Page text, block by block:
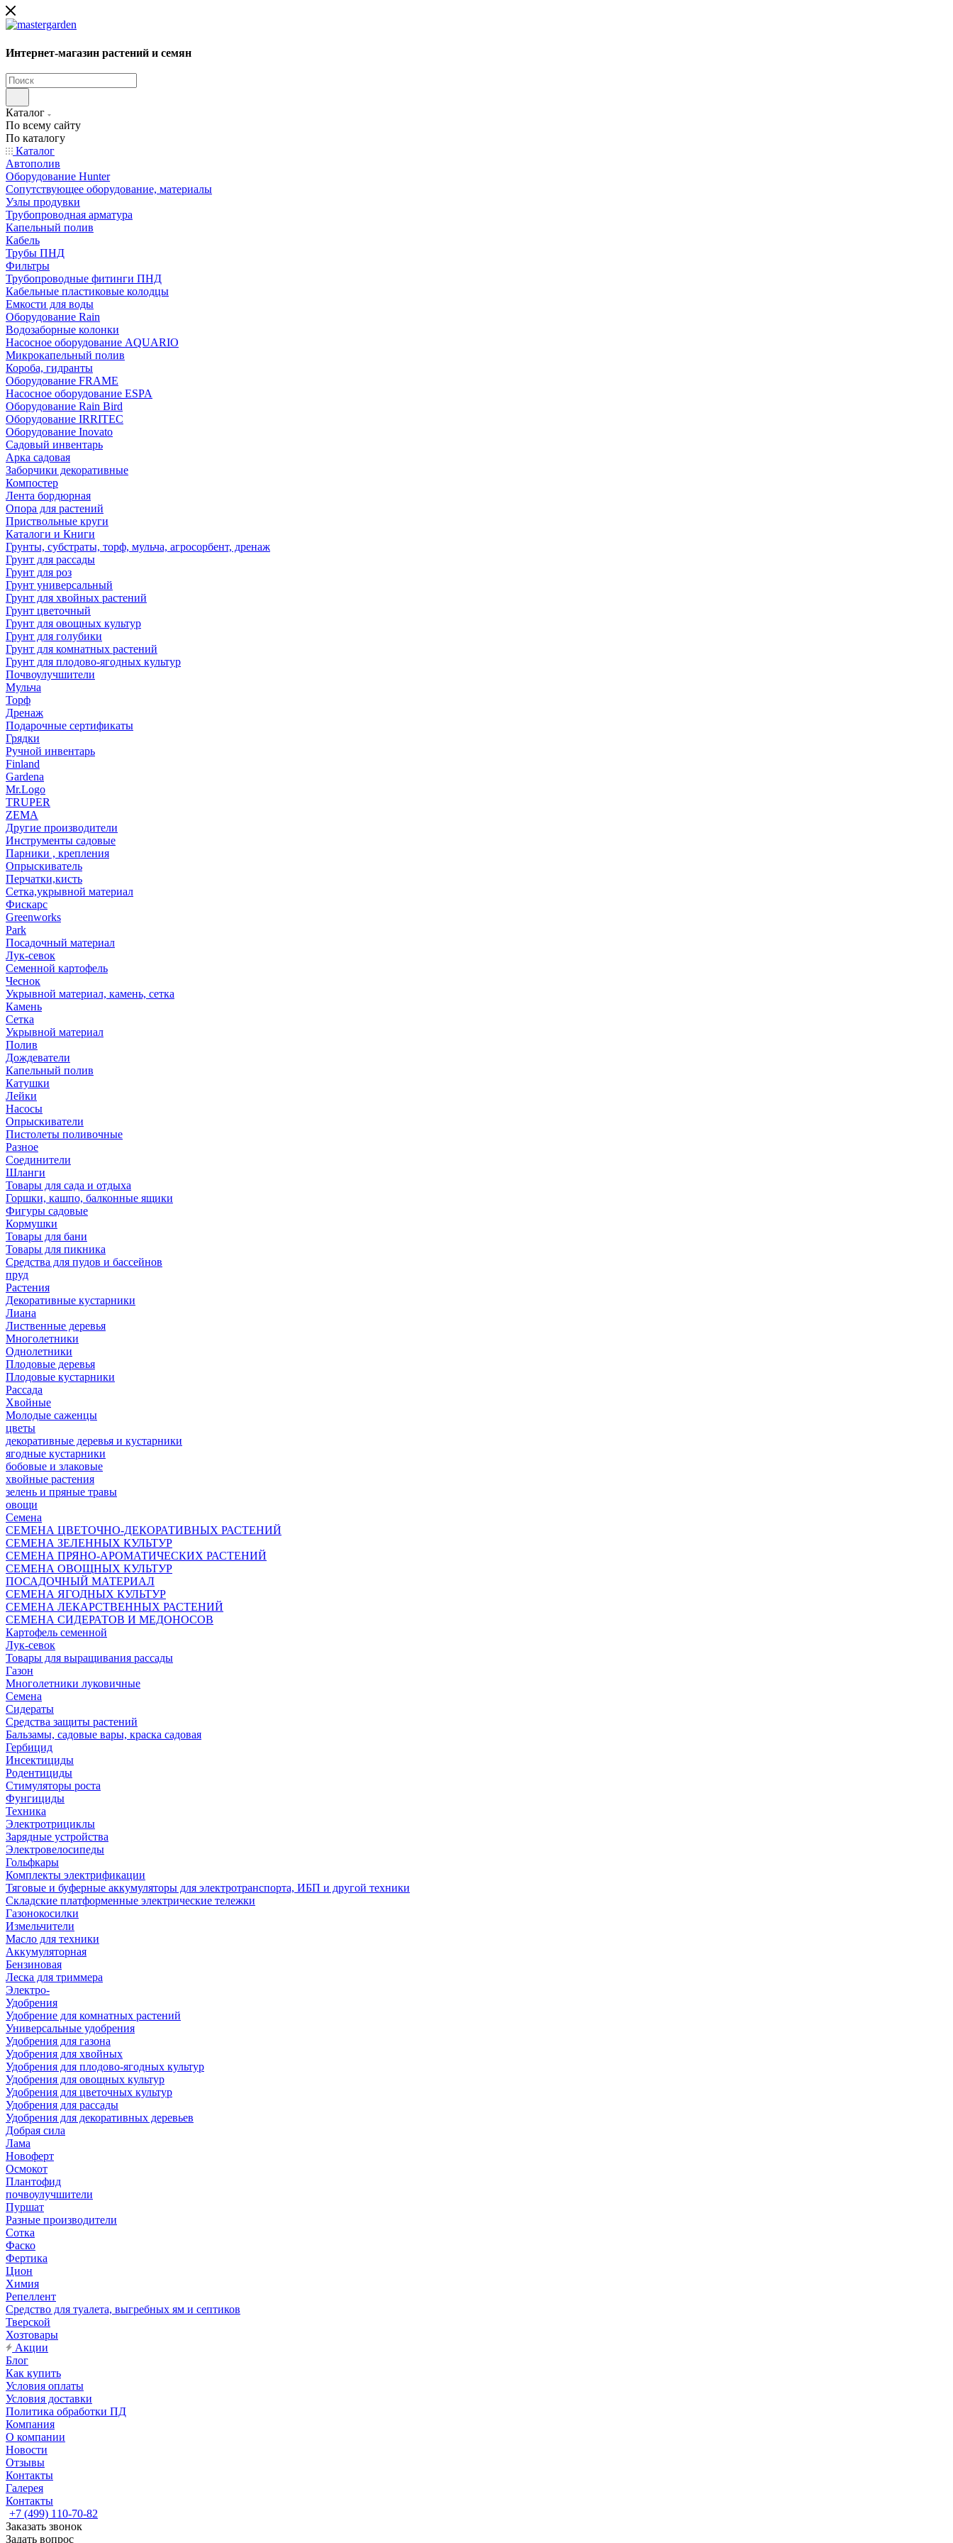
Интернет-магазин растений и семян
Каталог
По всему сайту
По каталогу
Каталог
Автополив
Оборудование Hunter
Сопутствующее оборудование, материалы
Узлы продувки
Трубопроводная арматура
Капельный полив
Кабель
Трубы ПНД
Фильтры
Трубопроводные фитинги ПНД
Кабельные пластиковые колодцы
Емкости для воды
Оборудование Rain
Водозаборные колонки
Насосное оборудование AQUARIO
Микрокапельный полив
Короба, гидранты
Оборудование FRAME
Насосное оборудование ESPA
Оборудование Rain Bird
Оборудование IRRITEC
Оборудование Inovato
Садовый инвентарь
Арка садовая
Заборчики декоративные
Компостер
Лента бордюрная
Опора для растений
Приствольные круги
Каталоги и Книги
Грунты, субстраты, торф, мульча, агросорбент, дренаж
Грунт для рассады
Грунт для роз
Грунт универсальный
Грунт для хвойных растений
Грунт цветочный
Грунт для овощных культур
Грунт для голубики
Грунт для комнатных растений
Грунт для плодово-ягодных культур
Почвоулучшители
Мульча
Торф
Дренаж
Подарочные сертификаты
Грядки
Ручной инвентарь
Finland
Gardena
Mr.Logo
TRUPER
ZEMA
Другие производители
Инструменты садовые
Парники , крепления
Опрыскиватель
Перчатки,кисть
Сетка,укрывной материал
Фискарс
Greenworks
Park
Посадочный материал
Лук-севок
Семенной картофель
Чеснок
Укрывной материал, камень, сетка
Камень
Сетка
Укрывной материал
Полив
Дождеватели
Капельный полив
Катушки
Лейки
Насосы
Опрыскиватели
Пистолеты поливочные
Разное
Соединители
Шланги
Товары для сада и отдыха
Горшки, кашпо, балконные ящики
Фигуры садовые
Кормушки
Товары для бани
Товары для пикника
Средства для пудов и бассейнов
пруд
Растения
Декоративные кустарники
Лиана
Лиственные деревья
Многолетники
Однолетники
Плодовые деревья
Плодовые кустарники
Рассада
Хвойные
Молодые саженцы
цветы
декоративные деревья и кустарники
ягодные кустарники
бобовые и злаковые
хвойные растения
зелень и пряные травы
овощи
Семена
СЕМЕНА ЦВЕТОЧНО-ДЕКОРАТИВНЫХ РАСТЕНИЙ
СЕМЕНА ЗЕЛЕННЫХ КУЛЬТУР
СЕМЕНА ПРЯНО-АРОМАТИЧЕСКИХ РАСТЕНИЙ
СЕМЕНА ОВОЩНЫХ КУЛЬТУР
ПОСАДОЧНЫЙ МАТЕРИАЛ
СЕМЕНА ЯГОДНЫХ КУЛЬТУР
СЕМЕНА ЛЕКАРСТВЕННЫХ РАСТЕНИЙ
СЕМЕНА СИДЕРАТОВ И МЕДОНОСОВ
Картофель семенной
Лук-севок
Товары для выращивания рассады
Газон
Многолетники луковичные
Семена
Сидераты
Средства защиты растений
Бальзамы, садовые вары, краска садовая
Гербицид
Инсектициды
Родентициды
Стимуляторы роста
Фунгициды
Техника
Электротрициклы
Зарядные устройства
Электровелосипеды
Гольфкары
Комплекты электрификации
Тяговые и буферные аккумуляторы для электротранспорта, ИБП и другой техники
Складские платформенные электрические тележки
Газонокосилки
Измельчители
Масло для техники
Аккумуляторная
Бензиновая
Леска для триммера
Электро-
Удобрения
Удобрение для комнатных растений
Универсальные удобрения
Удобрения для газона
Удобрения для хвойных
Удобрения для плодово-ягодных культур
Удобрения для овощных культур
Удобрения для цветочных культур
Удобрения для рассады
Удобрения для декоративных деревьев
Добрая сила
Лама
Новоферт
Осмокот
Плантофид
почвоулучшители
Пуршат
Разные производители
Сотка
Фаско
Фертика
Цион
Химия
Репеллент
Средство для туалета, выгребных ям и септиков
Тверской
Хозтовары
Акции
Блог
Как купить
Условия оплаты
Условия доставки
Политика обработки ПД
Компания
О компании
Новости
Отзывы
Контакты
Галерея
Контакты
+7 (499) 110-70-82
Заказать звонок
Задать вопрос